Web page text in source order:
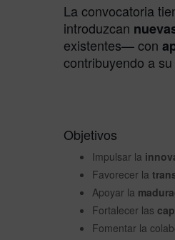
La convocatoria
introduzcan
existentes— con
contribuyendo a
Objetivos
Impulsar la
Favorecer la
Apoyar la
Fortalecer las
Fomentar la